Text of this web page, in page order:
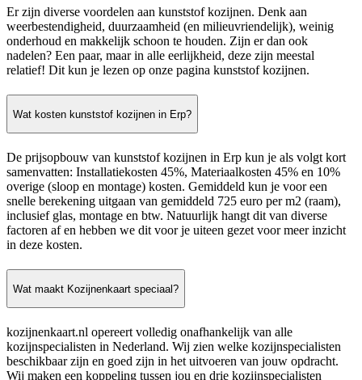
Er zijn diverse voordelen aan kunststof kozijnen. Denk aan
weerbestendigheid, duurzaamheid (en milieuvriendelijk), weinig
onderhoud en makkelijk schoon te houden. Zijn er dan ook
nadelen? Een paar, maar in alle eerlijkheid, deze zijn meestal
relatief! Dit kun je lezen op onze pagina kunststof kozijnen.
Wat kosten kunststof kozijnen in Erp?
De prijsopbouw van kunststof kozijnen in Erp kun je als volgt kort
samenvatten: Installatiekosten 45%, Materiaalkosten 45% en 10%
overige (sloop en montage) kosten. Gemiddeld kun je voor een
snelle berekening uitgaan van gemiddeld 725 euro per m2 (raam),
inclusief glas, montage en btw. Natuurlijk hangt dit van diverse
factoren af en hebben we dit voor je uiteen gezet voor meer inzicht
in deze kosten.
Wat maakt Kozijnenkaart speciaal?
kozijnenkaart.nl opereert volledig onafhankelijk van alle
kozijnspecialisten in Nederland. Wij zien welke kozijnspecialisten
beschikbaar zijn en goed zijn in het uitvoeren van jouw opdracht.
Wij maken een koppeling tussen jou en drie kozijnspecialisten